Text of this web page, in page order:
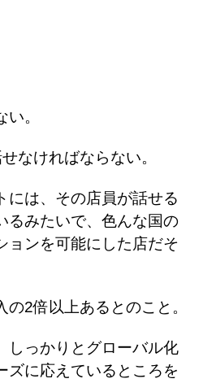
。
なければならない。
には、その店員が話せる
るみたいで、色んな国の
ョンを可能にした店だそ
2倍以上あるとのこと。
しっかりとグローバル化
ズに応えているところを